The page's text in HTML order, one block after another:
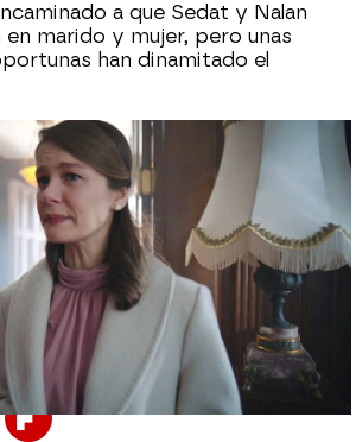
a que Sedat y Nalan
marido y mujer, pero unas
han dinamitado el
octubre de 2024, 23:00
Flipboard